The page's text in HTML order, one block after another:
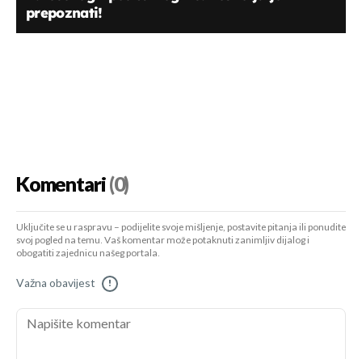
prepoznati!
Komentari(0)
Uključite se u raspravu – podijelite svoje mišljenje, postavite pitanja ili ponudite
svoj pogled na temu. Vaš komentar može potaknuti zanimljiv dijalog i
obogatiti zajednicu našeg portala.
Važna obavijest !